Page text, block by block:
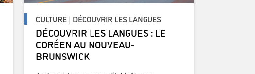
CULTURE | DÉCOUVRIR LES LANGUES
DÉCOUVRIR LES LANGUES : LE
CORÉEN AU NOUVEAU-
BRUNSWICK